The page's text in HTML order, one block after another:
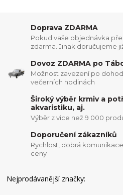
Doprava ZDARMA
Pokud vaše objednávka
zdarma. Jinak doručujeme
Dovoz ZDARMA po
Možnost zavezení po
večerních hodinách
Široký výběr krmiv a
akvaristiku, aj.
Výběr z vice než 9 000
Doporučení zákazníků
Rychlost, dobrá
ceny
Nejprodávanější značky: